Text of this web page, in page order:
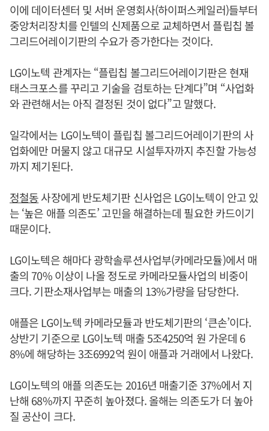
이에 데이터센터 및 서버 운영회사(하이퍼스케일러)들부터
중앙처리장치를 인텔의 신제품으로 교체하면서 플립칩 볼
그리드어레이기판의 수요가 증가한다는 것이다.
LG이노텍 관계자는 “플립칩 볼그리드어레이기판은 현재
태스크포스를 꾸리고 기술을 검토하는 단계다”며 “사업화
와 관련해서는 아직 결정된 것이 없다”고 말했다.
일각에서는 LG이노텍이 플립칩 볼그리드어레이기판의 사
업화에만 머물지 않고 대규모 시설투자까지 추진할 가능성
까지 제기된다.
정철동사장에게 반도체기판 신사업은 LG이노텍이 안고 있
는 ‘높은 애플 의존도’ 고민을 해결하는데 필요한 카드이기
때문이다.
LG이노텍은 해마다 광학솔루션사업부(카메라모듈)에서 매
출의 70% 이상이 나올 정도로 카메라모듈사업의 비중이
크다. 기판소재사업부는 매출의 13%가량을 담당한다.
애플은 LG이노텍 카메라모듈과 반도체기판의 ‘큰손’이다.
상반기 기준으로 LG이노텍 매출 5조4250억 원 가운데 6
8%에 해당하는 3조6992억 원이 애플과 거래에서 나왔다.
LG이노텍의 애플 의존도는 2016년 매출기준 37%에서 지
난해 68%까지 꾸준히 높아졌다. 올해는 의존도가 더 높아
질 공산이 크다.